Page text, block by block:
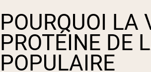
POURQUOI LA
PROTÉINE DE
POPULAIRE